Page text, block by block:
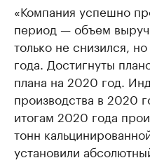
«Компания успешно
период — объем
только не снизился,
года. Достигнуты
плана на 2020 год.
производства в 2020
итогам 2020 года
тонн
установили